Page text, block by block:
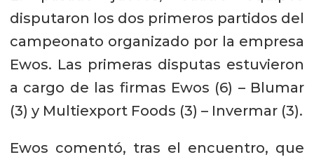
disputaron los dos primeros partidos del
campeonato organizado por la empresa
Ewos. Las primeras disputas estuvieron
a cargo de las firmas Ewos (6) – Blumar
(3) y Multiexport Foods (3) – Invermar (3).
Ewos comentó, tras el encuentro, que